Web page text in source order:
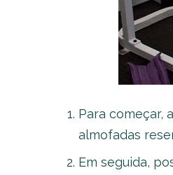
Para começar,
almofadas
Em seguida,